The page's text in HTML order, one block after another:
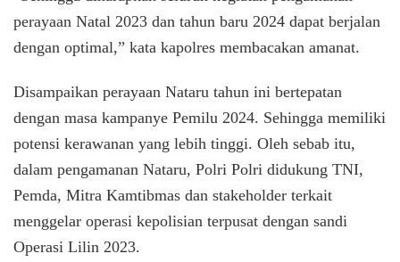
perayaan Natal 2023 dan tahun baru 2024 dapat berjalan
dengan optimal,” kata kapolres membacakan amanat.
Disampaikan perayaan Nataru tahun ini bertepatan
dengan masa kampanye Pemilu 2024. Sehingga memiliki
potensi kerawanan yang lebih tinggi. Oleh sebab itu,
dalam pengamanan Nataru, Polri Polri didukung TNI,
Pemda, Mitra Kamtibmas dan stakeholder terkait
menggelar operasi kepolisian terpusat dengan sandi
Operasi Lilin 2023.